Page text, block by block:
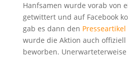
Hanfsamen wurde vorab von
getwittert und auf Facebook
gab es dann den
wurde die Aktion auch
beworben. Unerwarteterweise